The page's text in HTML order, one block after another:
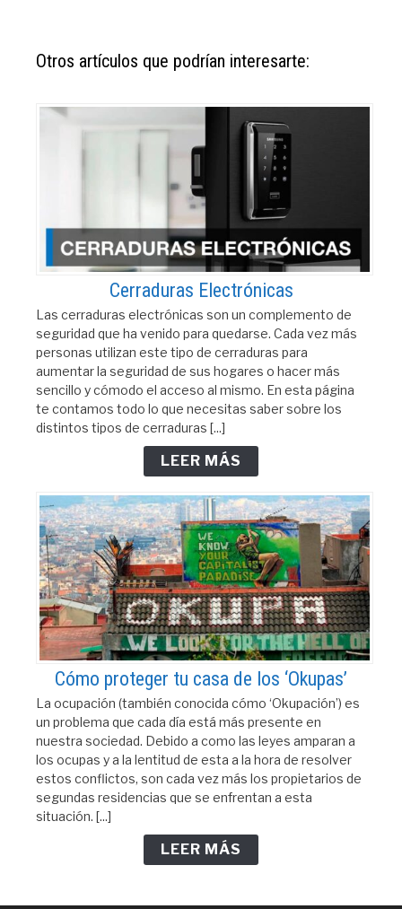
Otros artículos que podrían interesarte:
Cerraduras Electrónicas
Las cerraduras electrónicas son un complemento de
seguridad que ha venido para quedarse. Cada vez más
personas utilizan este tipo de cerraduras para
aumentar la seguridad de sus hogares o hacer más
sencillo y cómodo el acceso al mismo. En esta página
te contamos todo lo que necesitas saber sobre los
distintos tipos de cerraduras [...]
LEER MÁS
Cómo proteger tu casa de los ‘Okupas’
La ocupación (también conocida cómo ‘Okupación’) es
un problema que cada día está más presente en
nuestra sociedad. Debido a como las leyes amparan a
los ocupas y a la lentitud de esta a la hora de resolver
estos conflictos, son cada vez más los propietarios de
segundas residencias que se enfrentan a esta
situación. [...]
LEER MÁS